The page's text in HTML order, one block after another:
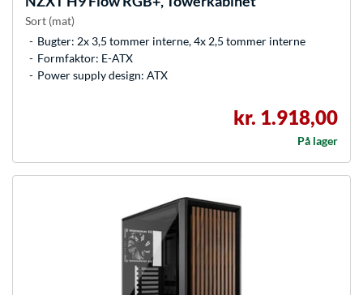
Sort (mat)
Bugter: 2x 3,5 tommer interne, 4x 2,5 tommer interne
Formfaktor: E-ATX
Power supply design: ATX
kr. 1.918,00
På lager